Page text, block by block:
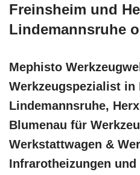
Freinsheim und
Lindemannsruhe
Mephisto
Werkzeugspezialist in
Lindemannsruhe,
Blumenau für
Werkstattwagen &
Infrarotheizungen